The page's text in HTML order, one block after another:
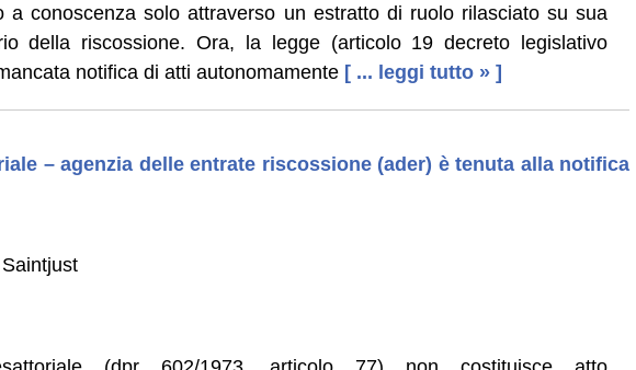
a conoscenza solo attraverso un estratto di ruolo rilasciato su sua
della riscossione. Ora, la legge (articolo 19 decreto legislativo
notifica di atti autonomamente [ ... leggi tutto » ]
– agenzia delle entrate riscossione (ader) è tenuta alla notifica